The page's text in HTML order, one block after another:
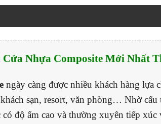
Cửa Nhựa Composite Mới Nhất
ngày càng được nhiều khách hàng lựa
sạn, resort, văn phòng… Nhờ
độ ẩm cao và thường xuyên tiếp